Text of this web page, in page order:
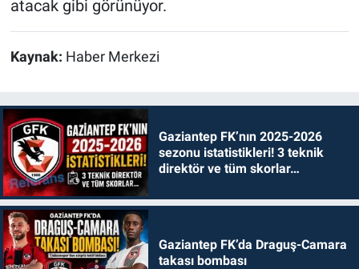
atacak gibi görünüyor.
Kaynak: Haber Merkezi
Gaziantep FK’nın 2025-2026
sezonu istatistikleri! 3 teknik
direktör ve tüm skorlar…
Gaziantep FK’da Draguş-Camara
takası bombası